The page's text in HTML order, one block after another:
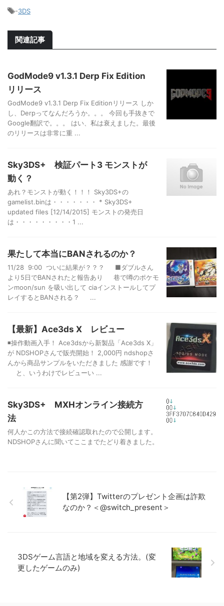
-3DS
関連記事
GodMode9 v1.3.1 Derp Fix Edition
リリース
GodMode9 v1.3.1 Derp Fix Editionリリース しか
し、Derpってなんだろうか。。。 今回も手抜きで
Google翻訳で。。。 はい、私は衰えました。最後
のリリースは非常に重 ...
Sky3DS+ 検証パート3 モンストが
動く？
あれ？モンストが動く！！！ Sky3DS+の
gamelist.binは・・・・・・・ * Sky3DS+
updated files [12/14/2015] モンストの発売日
は・・・・・・・・・1 ...
果たして本当にBANされるのか？
11/28 9:00 ついに結果が？？？ ■ダブルさん
より5日でBANされたと報告あり 巷で噂のポケモ
ンmoon/sun を吸い出して ciaインストールしてプ
レイするとBANされる？ ...
【最新】Ace3ds X レビュー
◾️操作動画入手！ Ace3dsから新製品「Ace3ds X」
が NDSHOPさんで販売開始！ 2,000円 ndshopさ
んから商品サンプルをいただきました 感謝です！
と、いうわけでレビューい ...
Sky3DS+ MXHオンライン接続方
法
何人かこの方法で接続確認取れたので公開します。
NDSHOPさんに聞いてここまでたどり着きました。
【第2弾】Twitterのプレゼント企画は詐欺
なのか？＜@switch_present＞
3DSゲーム言語と地域を変える方法。(変
更したゲームのみ)